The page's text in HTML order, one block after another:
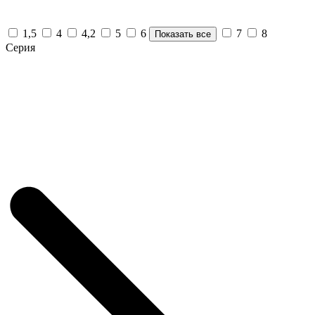
1,5 4 4,2 5 6 Показать все 7
8
Серия